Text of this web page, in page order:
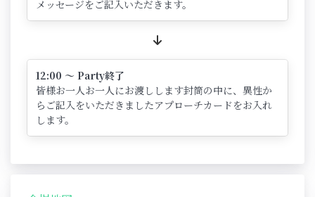
メッセージをご記入いただきます。
12:00 ～ Party終了
皆様お一人お一人にお渡しします封筒の中に、異性か
らご記入をいただきましたアプローチカードをお入れ
します。